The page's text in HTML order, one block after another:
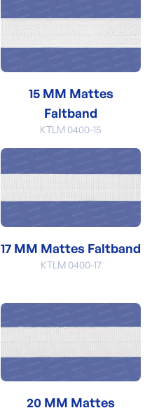
15 MM Mattes
Faltband
KTLM 0400-15
17 MM Mattes Faltband
KTLM 0400-17
20 MM Mattes